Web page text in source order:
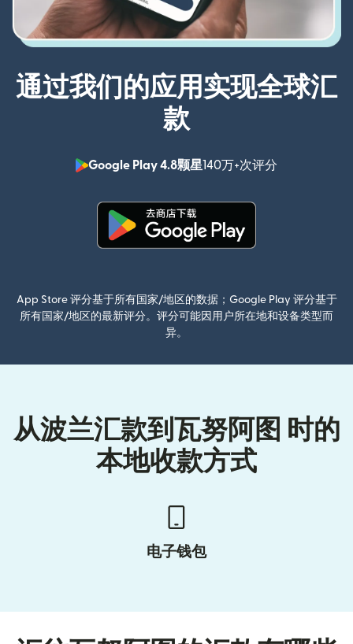
通过我们的应用实现全球汇
款
Google Play 4.8颗星140万+次评分
App Store 评分基于所有国家/地区的数据；Google Play 评分基于
所有国家/地区的最新评分。评分可能因用户所在地和设备类型而
异。
从波兰汇款到瓦努阿图 时的
本地收款方式
电子钱包